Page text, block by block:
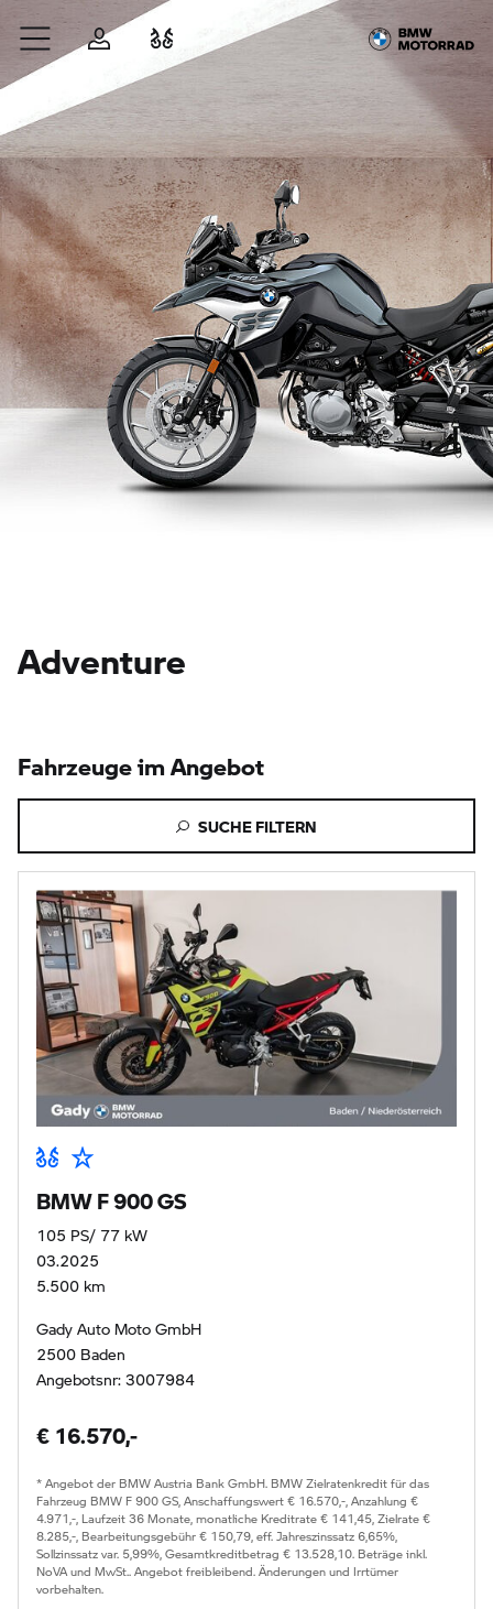
Zum Hauptinhalt springen
AnmeldenFahrzeugvergleich
Adventure
Fahrzeuge im Angebot
SUCHE FILTERN
BMW F 900 GS
105 PS/ 77 kW
03.2025
5.500 km
Gady Auto Moto GmbH
2500 Baden
Angebotsnr: 3007984
€ 16.570,-
* Angebot der BMW Austria Bank GmbH. BMW Zielratenkredit für das
Fahrzeug BMW F 900 GS, Anschaffungswert € 16.570,-, Anzahlung €
4.971,-, Laufzeit 36 Monate, monatliche Kreditrate € 141,45, Zielrate €
8.285,-, Bearbeitungsgebühr € 150,79, eff. Jahreszinssatz 6,65%,
Sollzinssatz var. 5,99%, Gesamtkreditbetrag € 13.528,10. Beträge inkl.
NoVA und MwSt.. Angebot freibleibend. Änderungen und Irrtümer
vorbehalten.